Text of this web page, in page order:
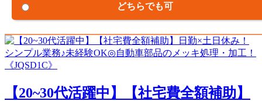
どちらでも可
【20~30代活躍中】【社宅費全額補助】